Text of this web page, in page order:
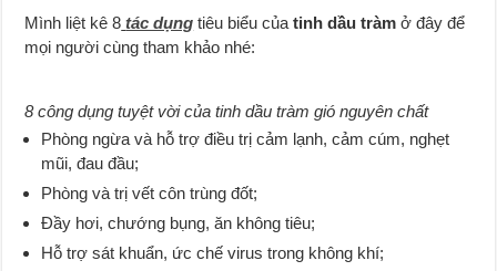
Mình liệt kê 8 tác dụng tiêu biểu củatinh dầu tràm ở đây để
mọi người cùng tham khảo nhé:
8 công dụng tuyệt vời của tinh dầu tràm gió nguyên chất
Phòng ngừa và hỗ trợ điều trị cảm lạnh, cảm cúm, nghẹt
mũi, đau đầu;
Phòng và trị vết côn trùng đốt;
Đầy hơi, chướng bụng, ăn không tiêu;
Hỗ trợ sát khuẩn, ức chế virus trong không khí;